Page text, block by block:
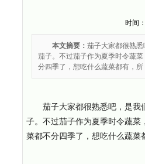
时间：
本文摘要： 茄子大家都很熟
茄子。不过茄子作为夏季时令蔬
分四季了，想吃什么蔬菜都有，所
茄子大家都很熟悉吧，是
子。不过茄子作为夏季时令蔬
菜都不分四季了，想吃什么蔬菜